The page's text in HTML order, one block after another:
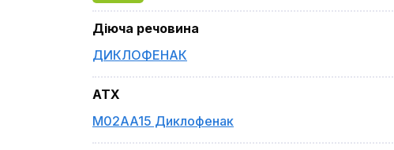
Діюча речовина
ДИКЛОФЕНАК
ATX
M02AA15 Диклофенак